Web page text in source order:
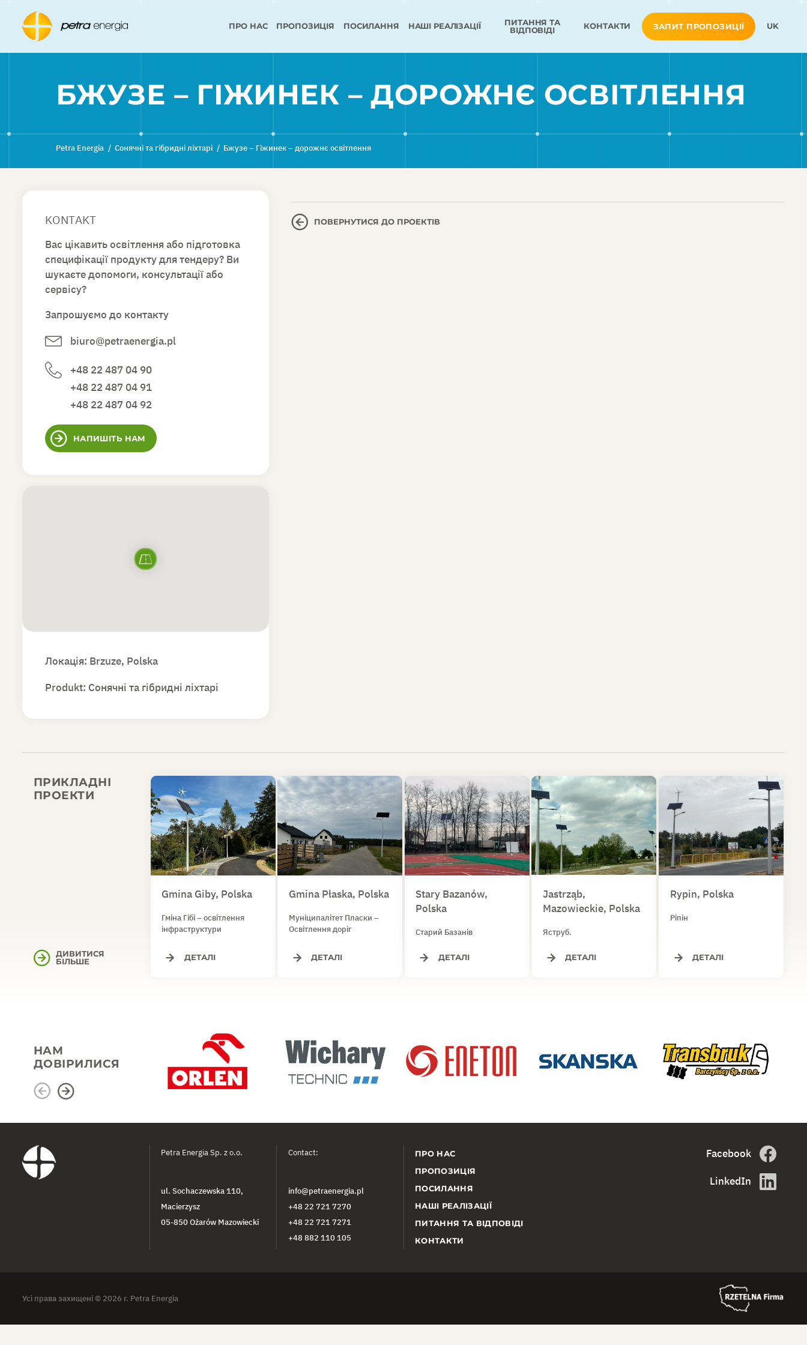
ПРО НАС ПРОПОЗИЦІЯ ПОСИЛАННЯ НАШІ РЕАЛІЗАЦІЇ
ПИТАННЯ ТА
ВІДПОВІДІ
КОНТАКТИ ЗАПИТ ПРОПОЗИЦІЇ UK
БЖУЗЕ – ГІЖИНЕК – ДОРОЖНЄ ОСВІТЛЕННЯ
Petra Energia / Сонячні та гібридні ліхтарі / Бжузе – Гіжинек – дорожнє освітлення
ПОВЕРНУТИСЯ ДО ПРОЕКТІВ
KONTAKT
Вас цікавить освітлення або підготовка
специфікації продукту для тендеру? Ви
шукаєте допомоги, консультації або
сервісу?
Запрошуємо до контакту
biuro@petraenergia.pl
+48 22 487 04 90
+48 22 487 04 91
+48 22 487 04 92
НАПИШІТЬ НАМ
Локація: Brzuze, Polska
Produkt: Сонячні та гібридні ліхтарі
ПРИКЛАДНІ
ПРОЕКТИ
ДИВИТИСЯ
БІЛЬШЕ
Gmina Giby, Polska
Гміна Гібі – освітлення
інфраструктури
ДЕТАЛІ
Gmina Płaska, Polska
Муніципалітет Пласки –
Освітлення доріг
ДЕТАЛІ
Stary Bazanów,
Polska
Старий Базанів
ДЕТАЛІ
Jastrząb,
Mazowieckie, Polska
Яструб.
ДЕТАЛІ
Rypin, Polska
Ріпін
ДЕТАЛІ
НАМ
ДОВІРИЛИСЯ
Petra Energia Sp. z o.o.
ul. Sochaczewska 110,
Macierzysz
05-850 Ożarów Mazowiecki
Contact:
info@petraenergia.pl
+48 22 721 7270
+48 22 721 7271
+48 882 110 105
ПРО НАС
ПРОПОЗИЦІЯ
ПОСИЛАННЯ
НАШІ РЕАЛІЗАЦІЇ
ПИТАННЯ ТА ВІДПОВІДІ
КОНТАКТИ
Facebook
LinkedIn
Усі права захищені © 2026 r. Petra Energia